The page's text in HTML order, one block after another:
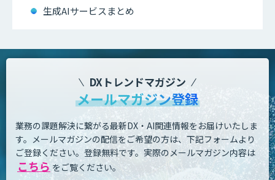
生成AIサービスまとめ
DXトレンドマガジン
メールマガジン登録
業務の課題解決に繋がる最新DX・AI関連情報をお届けいたしま
す。 メールマガジンの配信をご希望の方は、下記フォームより
ご登録ください。登録無料です。 実際のメールマガジン内容は
こちら をご覧ください。